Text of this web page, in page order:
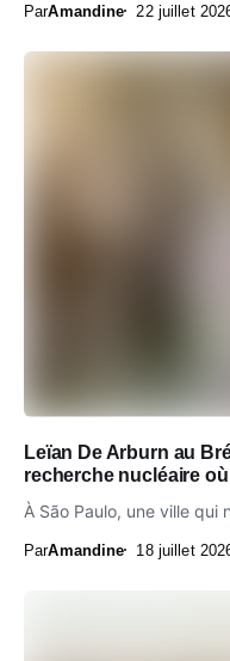
ParAmandine 22 juillet
Leïan De Arburn au
recherche nucléaire
À São Paulo, une ville qui
ParAmandine 18 juillet